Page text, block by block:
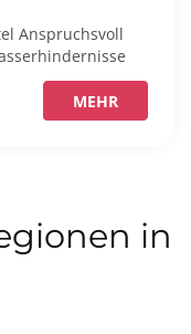
Anspruchsvoll
MEHR
in